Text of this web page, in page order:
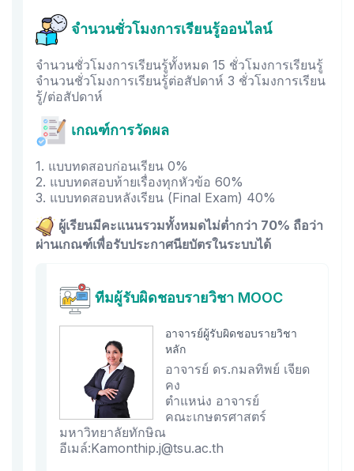
จำนวนชั่วโมงการเรียนรู้ออนไลน์
จำนวนชั่วโมงการเรียนรู้ทั้งหมด 15 ชั่วโมงการเรียนรู้
จำนวนชั่วโมงการเรียนรู้ต่อสัปดาห์ 3 ชั่วโมงการเรียน
รู้/ต่อสัปดาห์
เกณฑ์การวัดผล
1. แบบทดสอบก่อนเรียน 0%
2. แบบทดสอบท้ายเรื่องทุกหัวข้อ 60%
3. แบบทดสอบหลังเรียน (Final Exam) 40%
ผู้เรียนมีคะแนนรวมทั้งหมดไม่ต่ำกว่า 70% ถือว่า
ผ่านเกณฑ์เพื่อรับประกาศนียบัตรในระบบได้
ทีมผู้รับผิดชอบรายวิชา MOOC
อาจารย์ผู้รับผิดชอบรายวิชา
หลัก
อาจารย์ ดร.กมลทิพย์ เจียด
คง
ตำแหน่ง อาจารย์
คณะเกษตรศาสตร์
มหาวิทยาลัยทักษิณ
อีเมล์:Kamonthip.j@tsu.ac.th